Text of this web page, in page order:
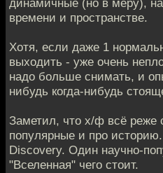
динамичные (но в меру),
времени и пространстве.
Хотя, если даже 1
выходить - уже очень
надо больше снимать, и
нибудь когда-нибудь
Заметил, что х/ф всё
популярные и про
Discovery. Один научно-
"Вселенная" чего стоит.